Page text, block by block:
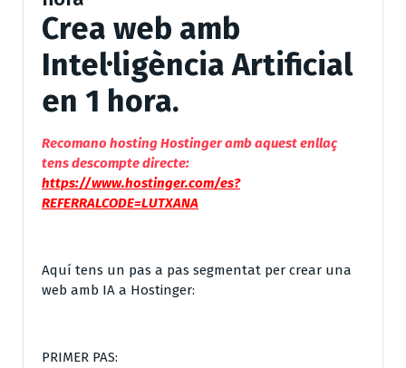
Crea web amb
Intel·ligència Artificial
en 1 hora.
Recomano hosting Hostinger amb aquest enllaç
tens descompte directe:
https://www.hostinger.com/es?
REFERRALCODE=LUTXANA
Aquí tens un pas a pas segmentat per crear una
web amb IA a Hostinger:
PRIMER PAS: